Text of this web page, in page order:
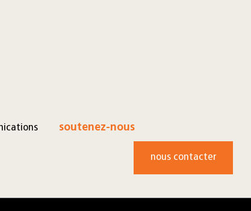
soutenez-nous
nous contacter